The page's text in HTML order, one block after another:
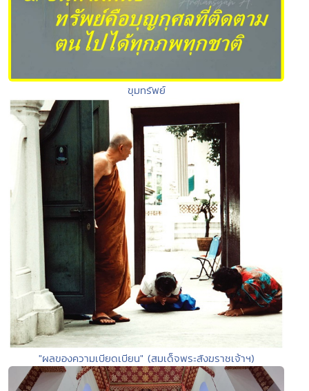
ขุมทรัพย์
"ผลของความเบียดเบียน" (สมเด็จพระสังฆราชเจ้าฯ)